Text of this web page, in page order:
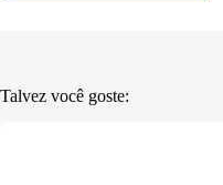
Talvez você goste: